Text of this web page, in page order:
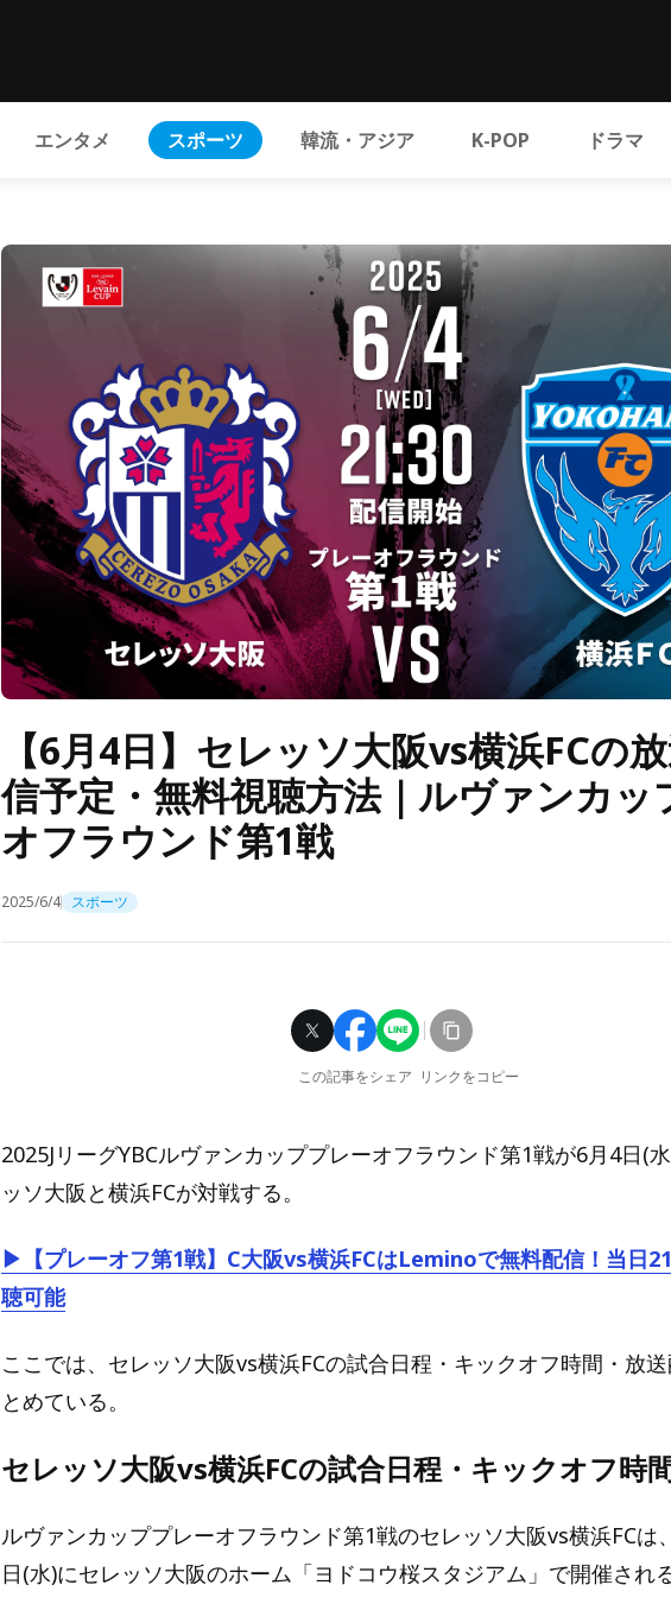
エンタメ スポーツ 韓流・アジア K-POP ドラマ
【6月4日】セレッソ大阪vs横浜FCの
信予定・無料視聴方法｜ルヴァンカッ
オフラウンド第1戦
2025/6/4 スポーツ
この記事をシェア リンクをコピー
2025JリーグYBCルヴァンカッププレーオフラウンド第1戦が6月4日(
ッソ大阪と横浜FCが対戦する。
▶【プレーオフ第1戦】C大阪vs横浜FCはLeminoで無料配信！当日
聴可能
ここでは、セレッソ大阪vs横浜FCの試合日程・キックオフ時間・放
とめている。
セレッソ大阪vs横浜FCの試合日程・キックオフ時
ルヴァンカッププレーオフラウンド第1戦のセレッソ大阪vs横浜FCは
日(水)にセレッソ大阪のホーム「ヨドコウ桜スタジアム」で開催され